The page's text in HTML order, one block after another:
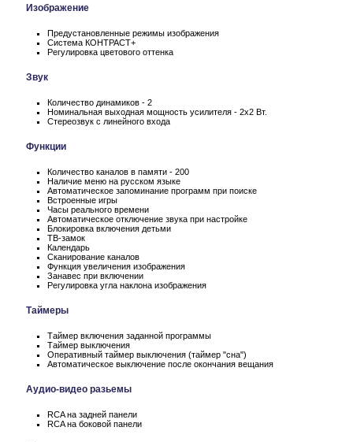
Изображение
Предустановленные режимы изображения
Система КОНТРАСТ+
Регулировка цветового оттенка
Звук
Количество динамиков - 2
Номинальная выходная мощность усилителя - 2х2 Вт.
Стереозвук с линейного входа
Функции
Количество каналов в памяти - 200
Наличие меню на русском языке
Автоматическое запоминание программ при поиске
Встроенные игры
Часы реального времени
Автоматическое отключение звука при настройке
Блокировка включения детьми
ТВ-замок
Календарь
Сканирование каналов
Функция увеличения изображения
Занавес при включении
Регулировка угла наклона изображения
Таймеры
Таймер включения заданной программы
Таймер выключения
Оперативный таймер выключения (таймер "сна")
Автоматическое выключение после окончания вещания
Аудио-видео разьемы
RCA на задней панели
RCA на боковой панели